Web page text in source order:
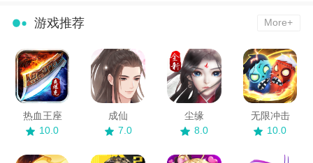
游戏推荐 More+
热血王座
10.0
成仙
7.0
尘缘
8.0
无限冲击
10.0